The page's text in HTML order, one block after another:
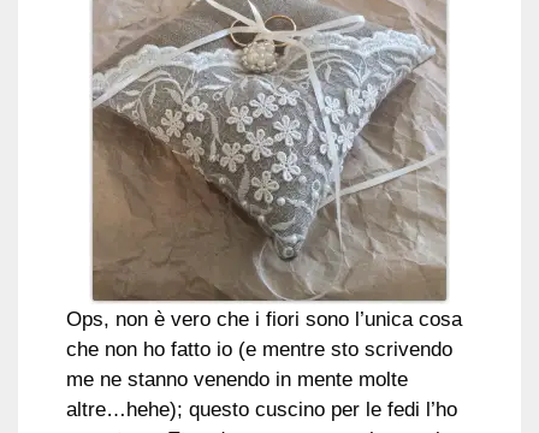
Ops, non è vero che i fiori sono l’unica cosa
che non ho fatto io (e mentre sto scrivendo
me ne stanno venendo in mente molte
altre…hehe); questo cuscino per le fedi l’ho